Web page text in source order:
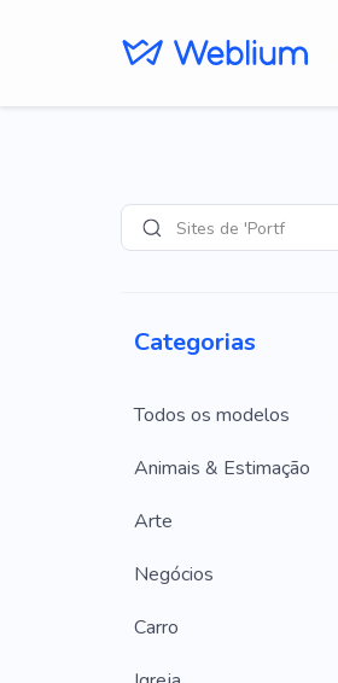
Pesquisar
Sites de 'Portfólio'
Categorias
Todos os modelos
Animais & Estimação
Arte
Negócios
Carro